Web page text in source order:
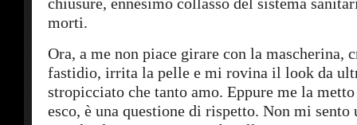
morti.
Ora, a me non piace girare con la mascherina,
fastidio, irrita la pelle e mi rovina il look da
stropicciato che tanto amo. Eppure me la
esco, è una questione di rispetto. Non mi